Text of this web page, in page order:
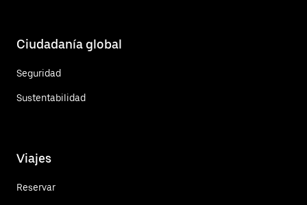
Ciudadanía global
Seguridad
Sustentabilidad
Viajes
Reservar